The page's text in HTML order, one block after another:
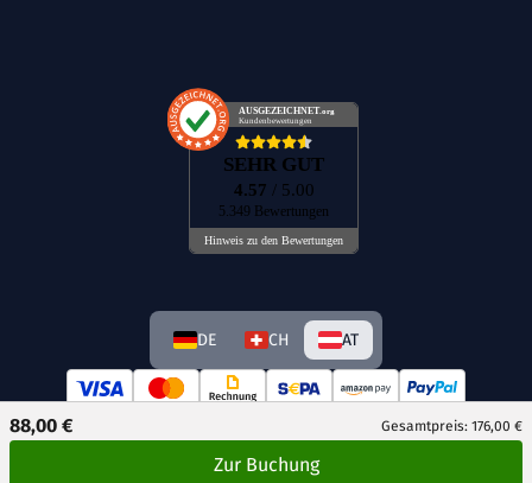
88,00 € Gesamtpreis: 176,00 €
Zur Buchung
AUSGEZEICHNET.org
Kundenbewertungen
SEHR GUT
4.57 / 5.00
5.349 Bewertungen
Hinweis zu den Bewertungen
DE CH AT
© GetAway Travel GmbH 2026 Alle Rechte vorbehalten.